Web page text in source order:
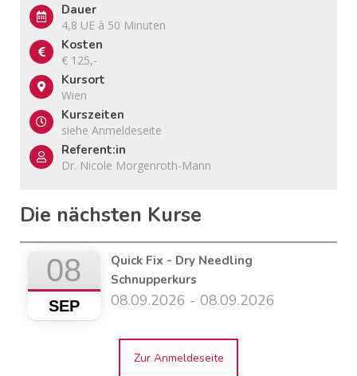
Dauer
4,8 UE à 50 Minuten
Kosten
€ 125,-
Kursort
Wien
Kurszeiten
siehe Anmeldeseite
Referent:in
Dr. Nicole Morgenroth-Mann
Die nächsten Kurse
08
SEP
Quick Fix - Dry Needling
Schnupperkurs
08.09.2026 - 08.09.2026
Zur Anmeldeseite